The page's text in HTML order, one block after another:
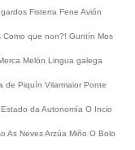
Fisterra Fene Avión
Como que non?! Guntín Mos
Melón Lingua galega
de Piquín Vilarmaior Ponte
da Autonomía O Incio
As NevesArzúa Miño O Bolo